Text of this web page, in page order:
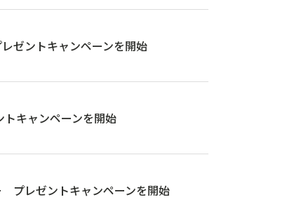
ゼントキャンペーンを開始
キャンペーンを開始
プレゼントキャンペーンを開始